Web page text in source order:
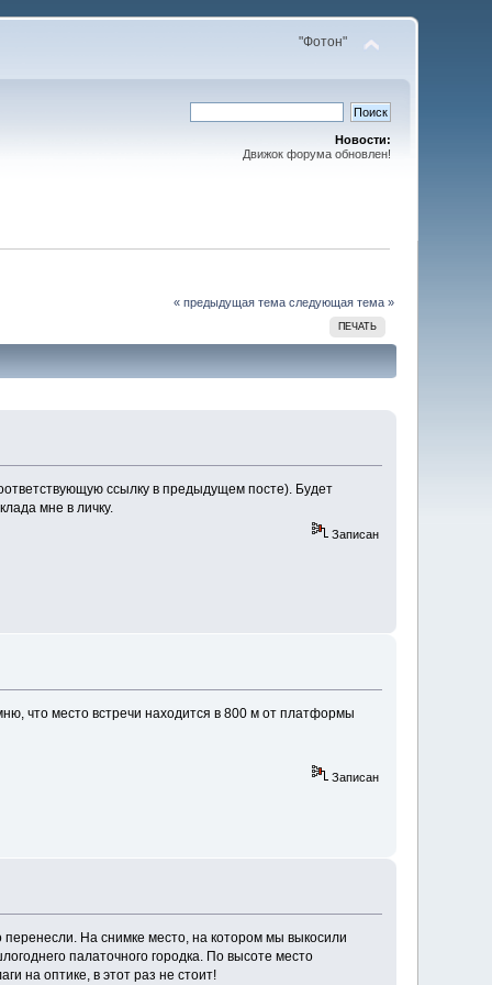
"Фотон"
Новости:
Движок форума обновлен!
« предыдущая тема следующая тема »
ПЕЧАТЬ
ссылку в предыдущем посте). Будет
мне в личку.
Записан
что место встречи находится в 800 м от платформы
Записан
На снимке место, на котором мы выкосили
палаточного городка. По высоте место
на оптике, в этот раз не стоит!